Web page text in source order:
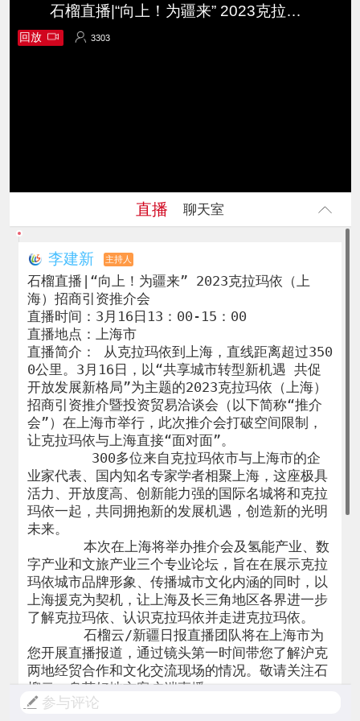
回放 3303
石榴直播|“向上！为疆来” 2023克拉玛依（上海）招商引资推介会
直播 聊天室
李建新 主持人
石榴直播|“向上！为疆来” 2023克拉玛依（上
海）招商引资推介会
直播时间：3月16日13：00-15：00
直播地点：上海市
直播简介： 从克拉玛依到上海，直线距离超过350
0公里。3月16日，以“共享城市转型新机遇 共促
开放发展新格局”为主题的2023克拉玛依（上海）
招商引资推介暨投资贸易洽谈会（以下简称“推介
会”）在上海市举行，此次推介会打破空间限制，
让克拉玛依与上海直接“面对面”。
业家代表、国内知名专家学者相聚上海，这座极具
活力、开放度高、创新能力强的国际名城将和克拉
玛依一起，共同拥抱新的发展机遇，创造新的光明
未来。
字产业和文旅产业三个专业论坛，旨在在展示克拉
玛依城市品牌形象、传播城市文化内涵的同时，以
上海援克为契机，让上海及长三角地区各界进一步
了解克拉玛依、认识克拉玛依并走进克拉玛依。
您开展直播报道，通过镜头第一时间带您了解沪克
两地经贸合作和文化交流现场的情况。敬请关注石
榴云、乌苏好地方客户端直播。
参与评论